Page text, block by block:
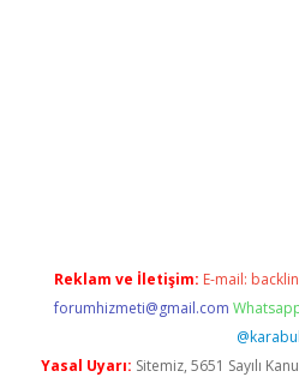
Reklam ve İletişim: E-mail:
forumhizmeti@gmail.com
@karabul
Yasal Uyarı: Sitemiz, 5651 Sayılı